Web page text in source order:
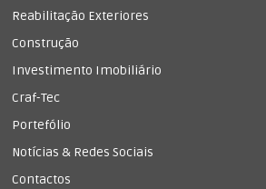
Reabilitação Exteriores
Construção
Investimento Imobiliário
Craf-Tec
Portefólio
Notícias & Redes Sociais
Contactos